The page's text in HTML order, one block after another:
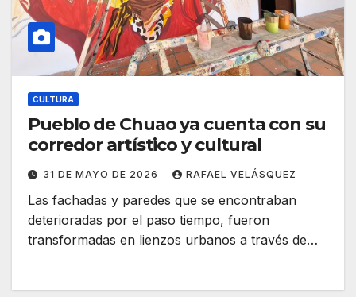
CULTURA
Pueblo de Chuao ya cuenta con su
corredor artístico y cultural
31 DE MAYO DE 2026 RAFAEL VELÁSQUEZ
Las fachadas y paredes que se encontraban
deterioradas por el paso tiempo, fueron
transformadas en lienzos urbanos a través de…